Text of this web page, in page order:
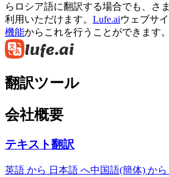
らロシア語に翻訳する場合でも、さ
利用いただけます。 Lufe.aiウェブサ
機能からこれを行うことができます。
翻訳ツール
会社概要
テキスト翻訳
英語 から 日本語 へ中国語(簡体) か